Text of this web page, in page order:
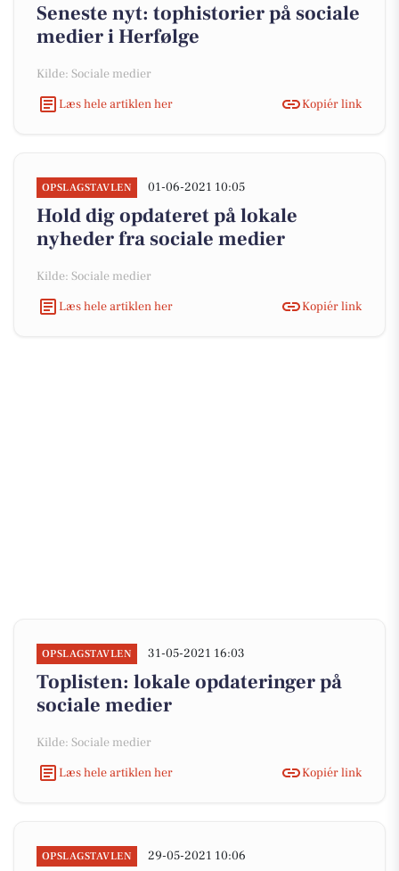
Seneste nyt: tophistorier på sociale
medier i Herfølge
Kilde: Sociale medier
Læs hele artiklen her
Kopiér link
OPSLAGSTAVLEN 01-06-2021 10:05
Hold dig opdateret på lokale
nyheder fra sociale medier
Kilde: Sociale medier
Læs hele artiklen her
Kopiér link
OPSLAGSTAVLEN 31-05-2021 16:03
Toplisten: lokale opdateringer på
sociale medier
Kilde: Sociale medier
Læs hele artiklen her
Kopiér link
OPSLAGSTAVLEN 29-05-2021 10:06